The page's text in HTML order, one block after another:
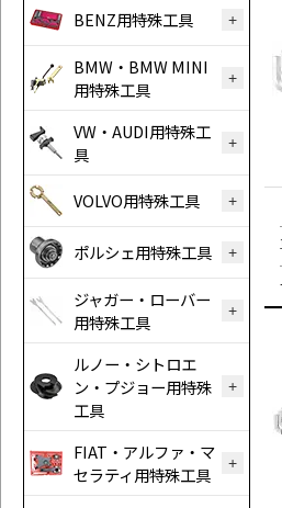
BENZ用特殊工具
BMW・BMW MINI
用特殊工具
VW・AUDI用特殊工
具
VOLVO用特殊工具
ポルシェ用特殊工具
ジャガー・ローバー
用特殊工具
ルノー・シトロエ
ン・プジョー用特殊
工具
FIAT・アルファ・マ
セラティ用特殊工具